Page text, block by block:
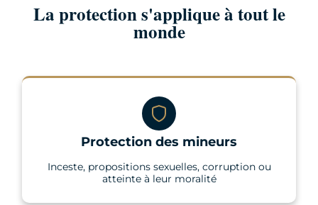
La protection s'applique à tout le
monde
Protection des mineurs
Inceste, propositions sexuelles, corruption ou
atteinte à leur moralité